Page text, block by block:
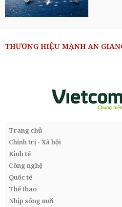
THƯƠNG HIỆU MẠNH AN
Trang chủ
Chính trị - Xã hội
Kinh tế
Công nghệ
Quốc tế
Thể thao
Nhịp sống mới